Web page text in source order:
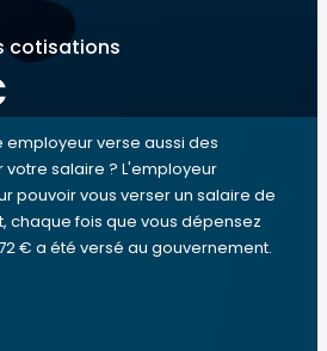
cotisations
verse aussi des
salaire ? L'employeur
pouvoir vous verser un salaire de
chaque fois que vous dépensez
€ a été versé au gouvernement.